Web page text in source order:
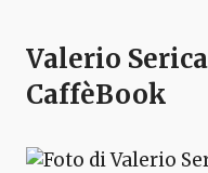
Valerio
CaffèBook